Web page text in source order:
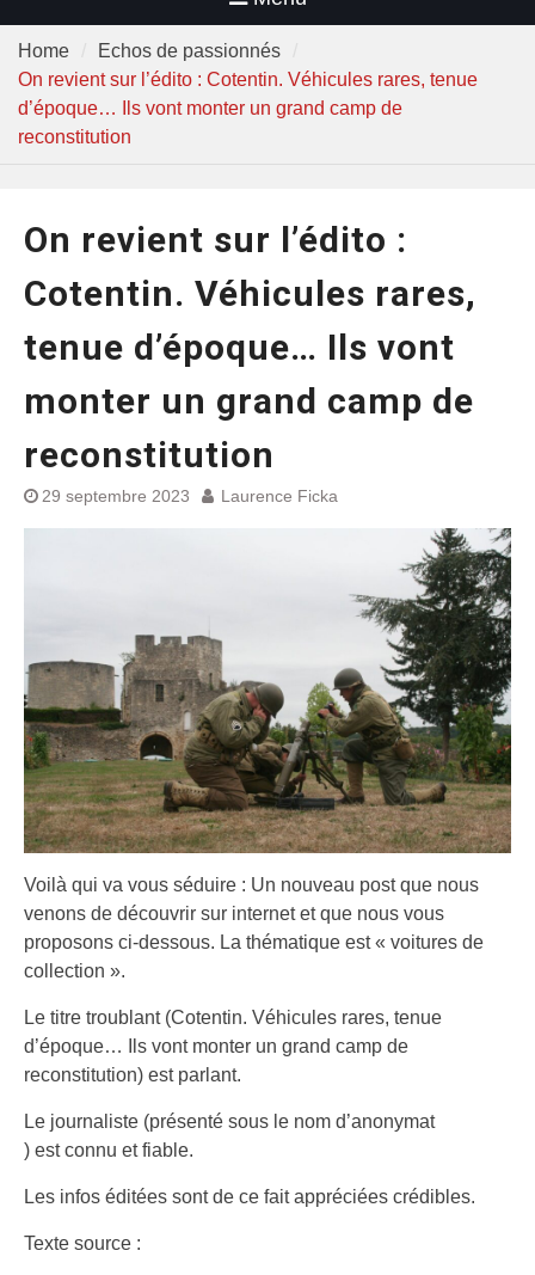
Home
Echos de passionnés
On revient sur l’édito : Cotentin. Véhicules rares, tenue
d’époque… Ils vont monter un grand camp de
reconstitution
On revient sur l’édito :
Cotentin. Véhicules rares,
tenue d’époque… Ils vont
monter un grand camp de
reconstitution
29 septembre 2023 Laurence Ficka
Voilà qui va vous séduire : Un nouveau post que nous
venons de découvrir sur internet et que nous vous
proposons ci-dessous. La thématique est « voitures de
collection ».
Le titre troublant (Cotentin. Véhicules rares, tenue
d’époque… Ils vont monter un grand camp de
reconstitution) est parlant.
Le journaliste (présenté sous le nom d’anonymat
) est connu et fiable.
Les infos éditées sont de ce fait appréciées crédibles.
Texte source :